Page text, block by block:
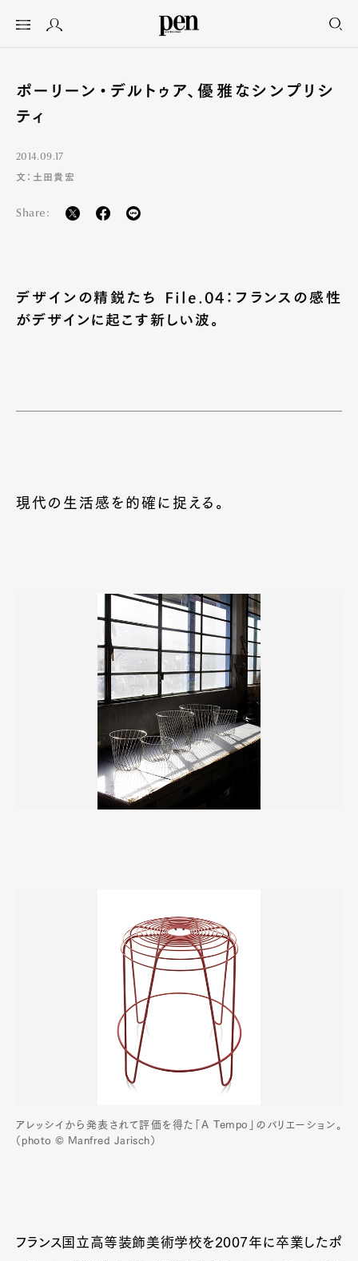
ポーリーン・デルトゥア、優雅なシンプリシ
ティ
2014.09.17
文：土田貴宏
Share:
デザインの精鋭たち File.04：フランスの感性
がデザインに起こす新しい波。
現代の生活感を的確に捉える。
アレッシイから発表されて評価を得た「A Tempo」のバリエーション。
（photo © Manfred Jarisch）
フランス国立高等装飾美術学校を2007年に卒業したポ